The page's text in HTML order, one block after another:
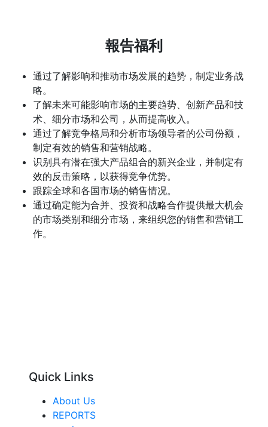
報告福利
通过了解影响和推动市场发展的趋势，制定业务战
略。
了解未来可能影响市场的主要趋势、创新产品和技
术、细分市场和公司，从而提高收入。
通过了解竞争格局和分析市场领导者的公司份额，
制定有效的销售和营销战略。
识别具有潜在强大产品组合的新兴企业，并制定有
效的反击策略，以获得竞争优势。
跟踪全球和各国市场的销售情况。
通过确定能为合并、投资和战略合作提供最大机会
的市场类别和细分市场，来组织您的销售和营销工
作。
Quick Links
About Us
REPORTS